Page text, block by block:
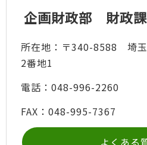
企画財政部 財政
所在地：〒340-8588 埼玉
2番地1
電話：048-996-2260
FAX：048-995-7367